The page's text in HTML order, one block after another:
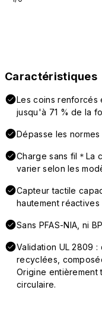
Caractéristiques
Les coins renforcés
jusqu'à 71 % de la
Dépasse les
Charge sans fil＊La
varier selon les
Capteur tactile
hautement
Sans PFAS-NIA, ni
Validation UL 2809 :
recyclées,
Origine
circulaire.